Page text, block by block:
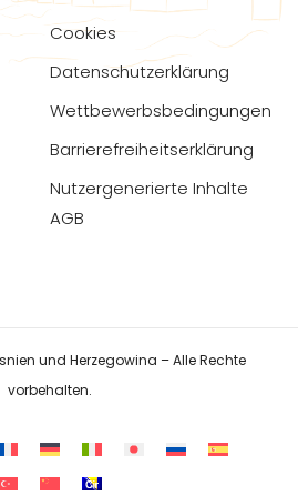
Cookies
Datenschutzerklärung
Wettbewerbsbedingungen
Barrierefreiheitserklärung
Nutzergenerierte Inhalte
AGB
und Herzegowina – Alle Rechte
vorbehalten.